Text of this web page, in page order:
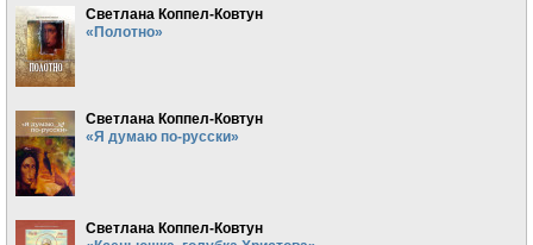
Светлана Коппел-Ковтун
«Полотно»
Светлана Коппел-Ковтун
«Я думаю по-русски»
Светлана Коппел-Ковтун